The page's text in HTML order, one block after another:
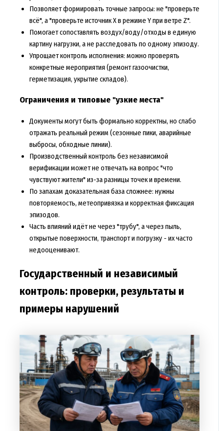
Позволяет формировать точные запросы: не "проверьте
всё", а "проверьте источник X в режиме Y при ветре Z".
Помогает сопоставлять воздух/воду/отходы в единую
картину нагрузки, а не расследовать по одному эпизоду.
Упрощает контроль исполнения: можно проверять
конкретные мероприятия (ремонт газоочистки,
герметизация, укрытие складов).
Ограничения и типовые "узкие места"
Документы могут быть формально корректны, но слабо
отражать реальный режим (сезонные пики, аварийные
выбросы, обходные линии).
Производственный контроль без независимой
верификации может не отвечать на вопрос "что
чувствуют жители" из-за разницы точек и времени.
По запахам доказательная база сложнее: нужны
повторяемость, метеопривязка и корректная фиксация
эпизодов.
Часть влияний идёт не через "трубу", а через пыль,
открытые поверхности, транспорт и погрузку - их часто
недооценивают.
Государственный и независимый
контроль: проверки, результаты и
примеры нарушений